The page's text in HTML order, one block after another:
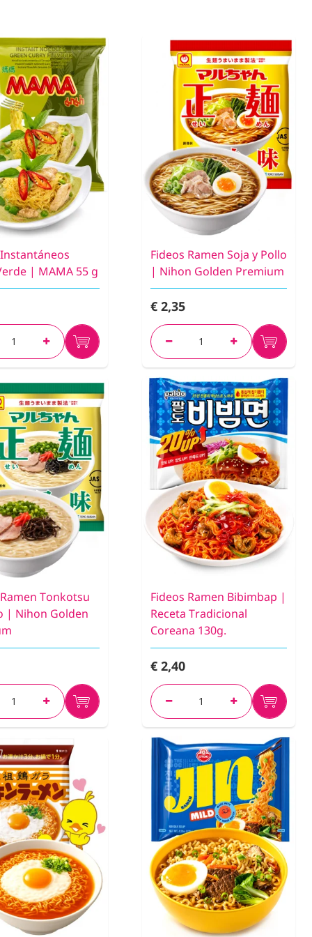
| MAMA 55 g
Fideos Ramen Soja y Pollo
| Nihon Golden Premium
€ 2,35
Tonkotsu
| Nihon Golden
Fideos Ramen Bibimbap |
Receta Tradicional
Coreana 130g.
€ 2,40